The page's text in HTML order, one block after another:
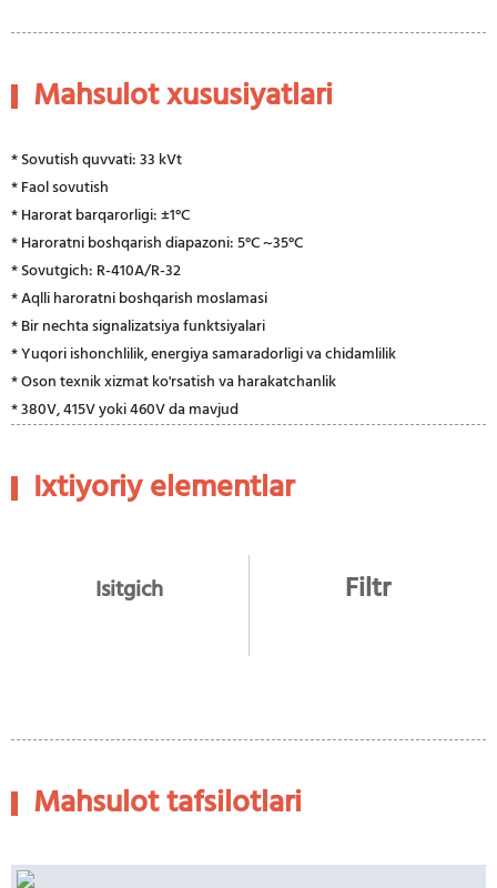
Mahsulot xususiyatlari
* Sovutish quvvati: 33 kVt
* Faol sovutish
* Harorat barqarorligi: ±1°C
* Haroratni boshqarish diapazoni: 5°C ~35°C
* Sovutgich: R-410A/R-32
* Aqlli haroratni boshqarish moslamasi
* Bir nechta signalizatsiya funktsiyalari
* Yuqori ishonchlilik, energiya samaradorligi va chidamlilik
* Oson texnik xizmat ko'rsatish va harakatchanlik
* 380V, 415V yoki 460V da mavjud
Ixtiyoriy elementlar
Isitgich Filtr
Mahsulot tafsilotlari